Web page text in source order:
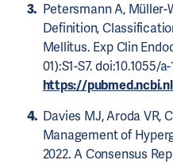
Petersmann A, Müller-
Definition,
Mellitus. Exp Clin
01):S1-S7. doi:10.1055/
https://
Davies MJ, Aroda VR,
Management of
2022. A Consensus